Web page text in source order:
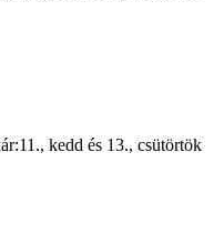
11., kedd és 13., csütörtök